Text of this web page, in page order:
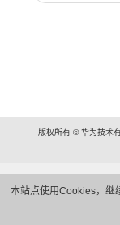
本站点使用Cookies，继
版权所有 © 华为技术